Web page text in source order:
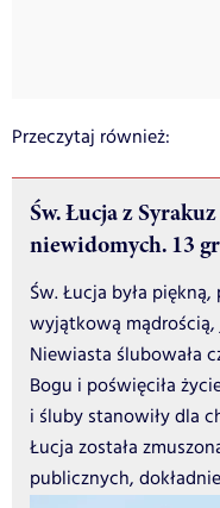
Przeczytaj również:
Św. Łucja z
niewidomych. 13
Św. Łucja była
wyjątkową
Niewiasta ślubowała
Bogu i poświęciła
i śluby stanowiły dla
Łucja została
publicznych,